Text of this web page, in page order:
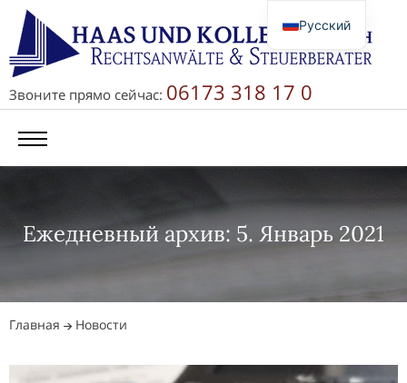
Звоните прямо сейчас: 06173 318 17 0
Ежедневный архив: 5. Январь 2021
Главная Новости
Русский
Deutsch
English
简体中文